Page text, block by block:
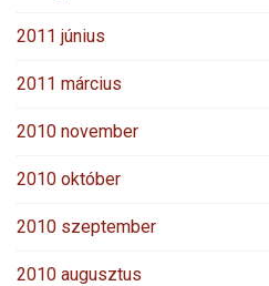
2011 június
2011 március
2010 november
2010 október
2010 szeptember
2010 augusztus